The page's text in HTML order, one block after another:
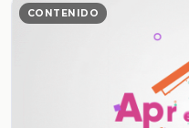
CONTENIDO